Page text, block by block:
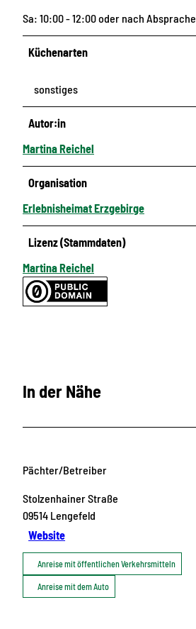
Sa: 10:00 - 12:00 oder nach Absprache
Küchenarten
sonstiges
Autor:in
Martina Reichel
Organisation
Erlebnisheimat Erzgebirge
Lizenz (Stammdaten)
Martina Reichel
In der Nähe
Pächter/Betreiber
Stolzenhainer Straße
09514 Lengefeld
Website
Anreise mit öffentlichen Verkehrsmitteln
Anreise mit dem Auto